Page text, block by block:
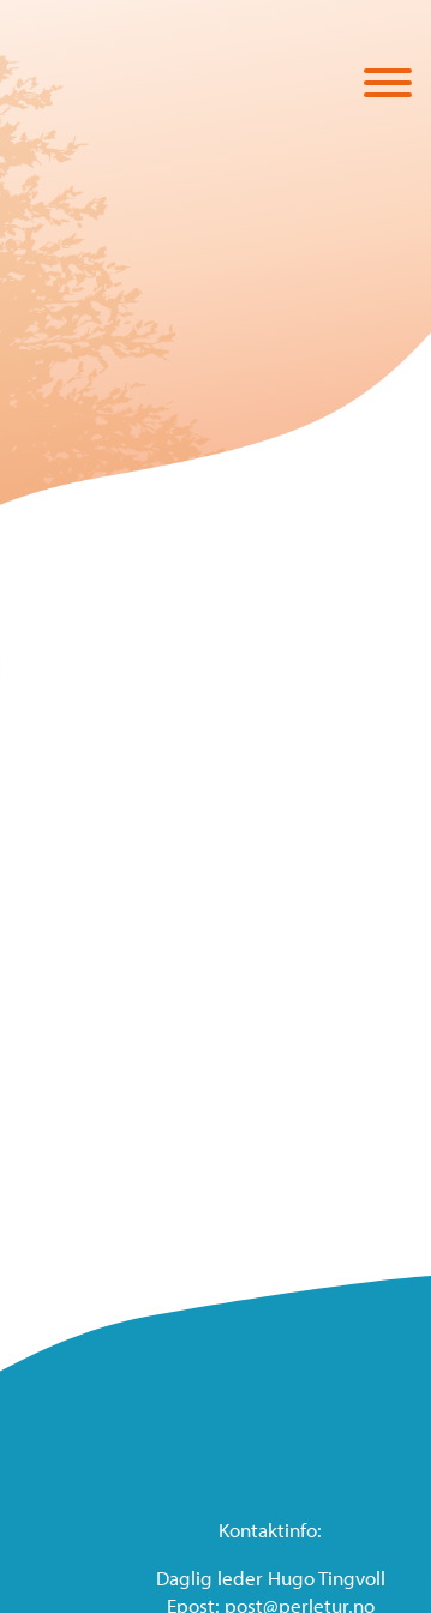
Kontaktinfo:
Daglig leder Hugo Tingvoll
Epost: post@perletur.no